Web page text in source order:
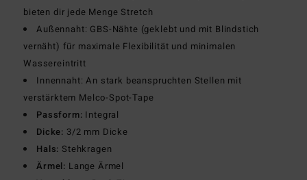
bieten dir jede Menge Stretch
Außennaht: GBS-Nähte (geklebt und mit Blindstich
vernäht) für maximale Flexibilität und minimalen
Wassereintritt
Innennaht: An stark beanspruchten Stellen mit
verstärktem Melco-Spot-Tape
Passform: Integral
Dicke: 3/2 mm Dicke
Hals: Stehkragen
Ärmel: Lange Ärmel